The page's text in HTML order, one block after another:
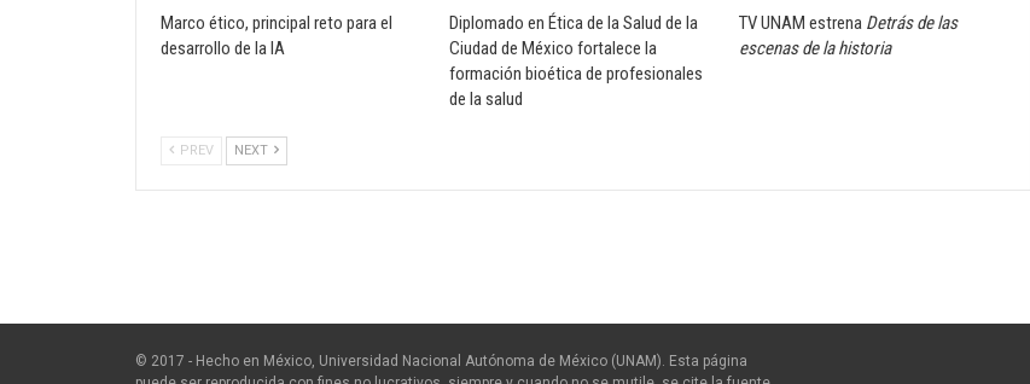
Marco ético, principal reto para el
desarrollo de la IA
Diplomado en Ética de la Salud de la
Ciudad de México fortalece la
formación bioética de profesionales
de la salud
TV UNAM estrena Detrás de las
escenas de la historia
PREV NEXT
© 2017 - Hecho en México, Universidad Nacional Autónoma de México (UNAM). Esta página